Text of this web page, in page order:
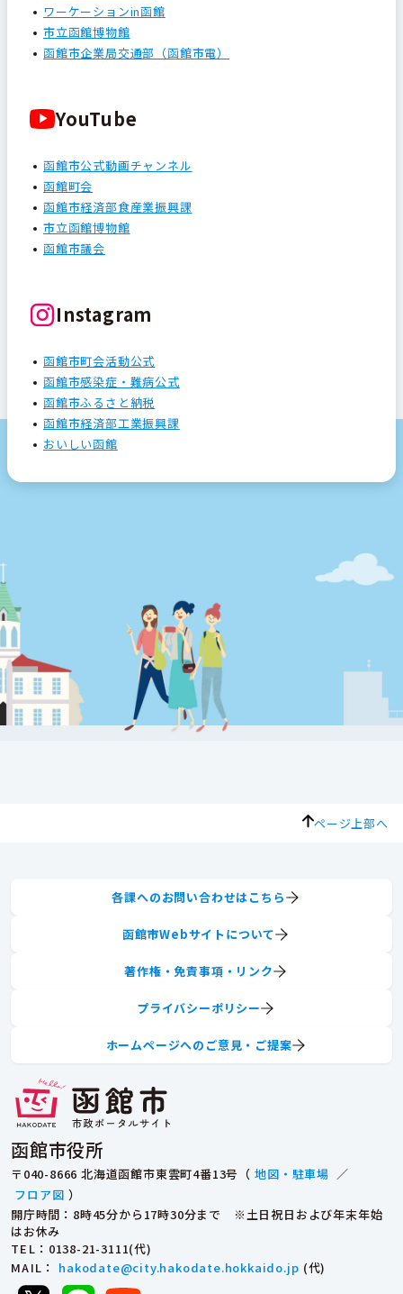
ワーケーションin函館
市立函館博物館
函館市企業局交通部（函館市電）
YouTube
函館市公式動画チャンネル
函館町会
函館市経済部食産業振興課
市立函館博物館
函館市議会
Instagram
函館市町会活動公式
函館市感染症・難病公式
函館市ふるさと納税
函館市経済部工業振興課
おいしい函館
ページ上部へ
函館市役所
〒040-8666 北海道函館市東雲町4番13号（ 地図・駐車場 ／
フロア図 ）
開庁時間：8時45分から17時30分まで ※土日祝日および年末年始
はお休み
TEL ：0138-21-3111(代)
MAIL ： hakodate@city.hakodate.hokkaido.jp (代)
各課へのお問い合わせはこちら
函館市Webサイトについて
著作権・免責事項・リンク
プライバシーポリシー
ホームページへのご意見・ご提案